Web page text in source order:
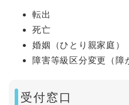
転出
死亡
婚姻（ひとり親家庭）
障害等級区分変更（障
受付窓口